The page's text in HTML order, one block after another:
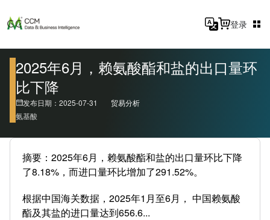
登录
2025年6月，赖氨酸酯和盐的出口量环
比下降
发布日期：2025-07-31
贸易分析
氨基酸
摘要：2025年6月，赖氨酸酯和盐的出口量环比下降
了8.18%，而进口量环比增加了291.52%。
根据中国海关数据，2025年1月至6月， 中国赖氨酸
酯及其盐的进口量达到656.6...